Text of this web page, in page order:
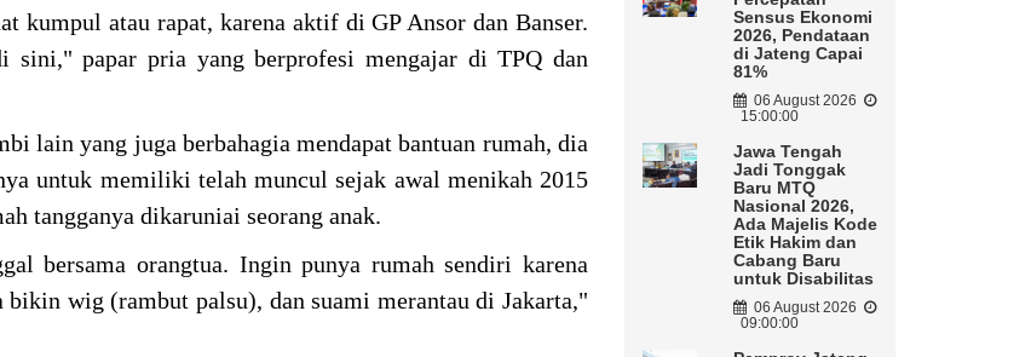
kumpul atau rapat, karena aktif di GP Ansor dan Banser.
sini," papar pria yang berprofesi mengajar di TPQ dan
lain yang juga berbahagia mendapat bantuan rumah, dia
untuk memiliki telah muncul sejak awal menikah 2015
tangganya dikaruniai seorang anak.
bersama orangtua. Ingin punya rumah sendiri karena
bikin wig (rambut palsu), dan suami merantau di Jakarta,"
Sensus Ekonomi
2026, Pendataan
di Jateng Capai
81%
06 August 2026
15:00:00
Jawa Tengah
Jadi Tonggak
Baru MTQ
Nasional 2026,
Ada Majelis Kode
Etik Hakim dan
Cabang Baru
untuk Disabilitas
06 August 2026
09:00:00